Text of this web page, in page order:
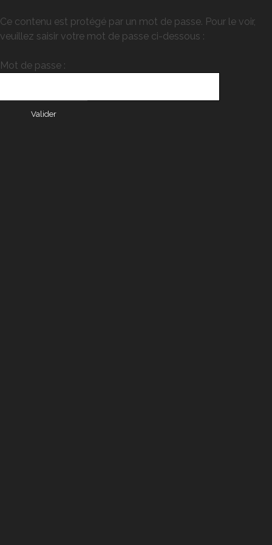
Ce contenu est protégé par un mot de passe. Pour le voir,
veuillez saisir votre mot de passe ci-dessous :
Mot de passe :